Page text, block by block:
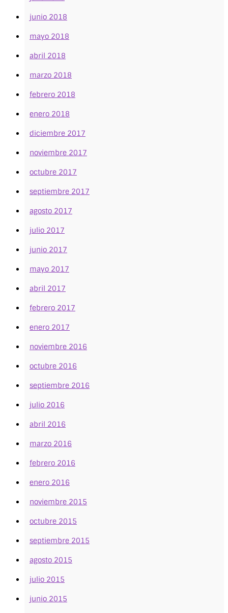
junio 2018
mayo 2018
abril 2018
marzo 2018
febrero 2018
enero 2018
diciembre 2017
noviembre 2017
octubre 2017
septiembre 2017
agosto 2017
julio 2017
junio 2017
mayo 2017
abril 2017
febrero 2017
enero 2017
noviembre 2016
octubre 2016
septiembre 2016
julio 2016
abril 2016
marzo 2016
febrero 2016
enero 2016
noviembre 2015
octubre 2015
septiembre 2015
agosto 2015
julio 2015
junio 2015